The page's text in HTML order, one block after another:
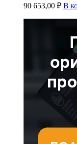
90 653,00 ₽ В